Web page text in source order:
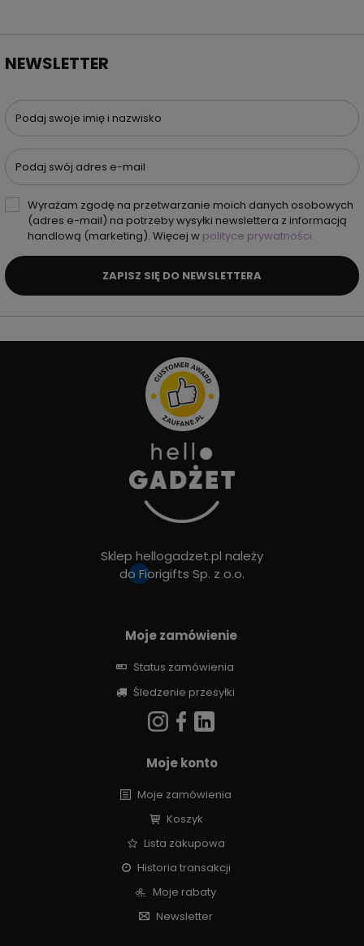
NEWSLETTER
Podaj swoje imię i nazwisko
Podaj swój adres e-mail
Wyrażam zgodę na przetwarzanie moich danych osobowych
(adres e-mail) na potrzeby wysyłki newslettera z informacją
handlową (marketing). Więcej w polityce prywatności.
ZAPISZ SIĘ DO NEWSLETTERA
Sklep hellogadzet.pl należy
do Fiorigifts Sp. z o.o.
Moje zamówienie
Status zamówienia
Śledzenie przesyłki
Moje konto
Moje zamówienia
Koszyk
Lista zakupowa
Historia transakcji
Moje rabaty
Newsletter